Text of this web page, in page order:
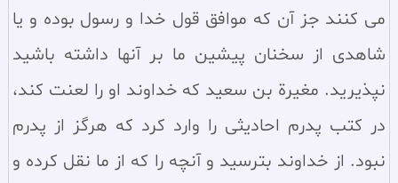
می‌ کنند جز آن که موافق قول خدا و رسول بوده و یا
شاهدی از سخنان پیشین ما بر آنها داشته باشید
نپذیرید. مغیرة بن سعید که خداوند او را لعنت کند،
در کتب پدرم احادیثی را وارد کرد که هرگز از پدرم
نبود. از خداوند بترسید و آنچه را که از ما نقل کرده و